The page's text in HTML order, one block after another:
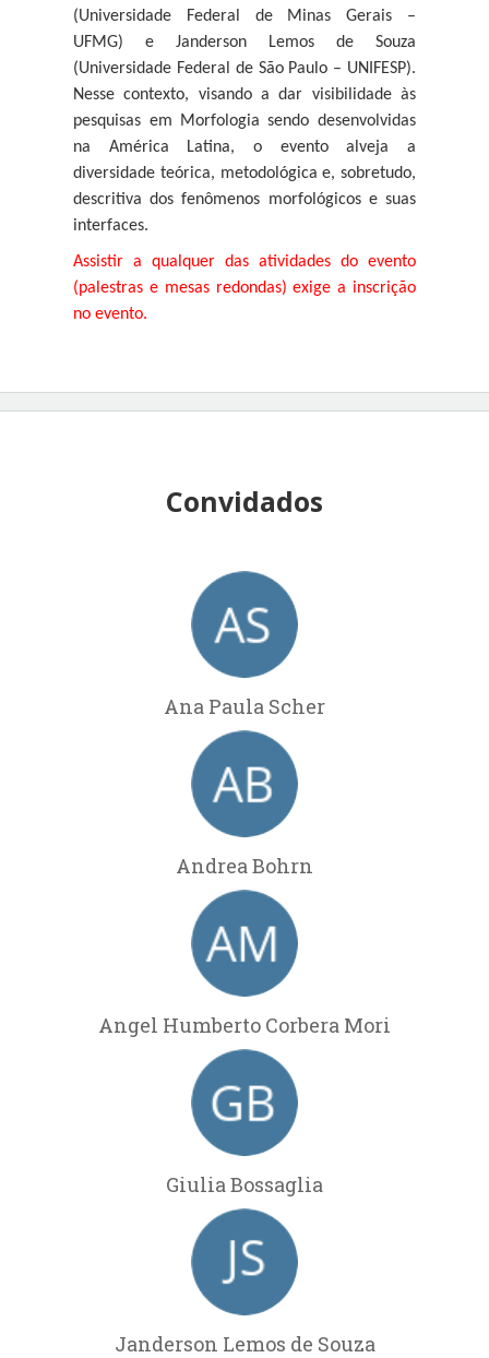
(Universidade Federal de Minas Gerais –
UFMG) e Janderson Lemos de Souza
(Universidade Federal de São Paulo – UNIFESP).
Nesse contexto, visando a dar visibilidade às
pesquisas em Morfologia sendo desenvolvidas
na América Latina, o evento alveja a
diversidade teórica, metodológica e, sobretudo,
descritiva dos fenômenos morfológicos e suas
interfaces.
Assistir a qualquer das atividades do evento
(palestras e mesas redondas) exige a inscrição
no evento.
Convidados
Ana Paula Scher
Andrea Bohrn
Angel Humberto Corbera Mori
Giulia Bossaglia
Janderson Lemos de Souza